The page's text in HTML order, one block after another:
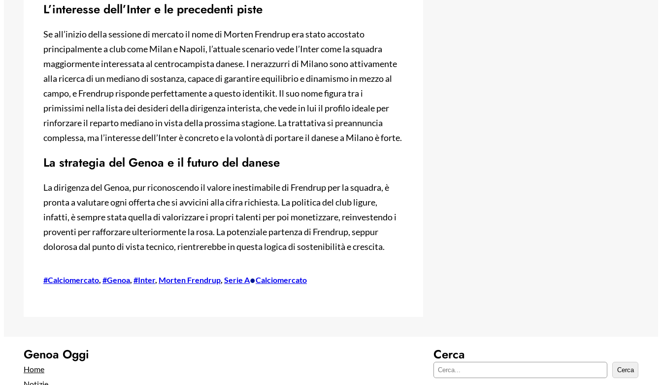
L’interesse dell’Inter e le precedenti piste
Se all’inizio della sessione di mercato il nome di Morten Frendrup era stato accostato
principalmente a club come Milan e Napoli, l’attuale scenario vede l’Inter come la squadra
maggiormente interessata al centrocampista danese. I nerazzurri di Milano sono attivamente
alla ricerca di un mediano di sostanza, capace di garantire equilibrio e dinamismo in mezzo al
campo, e Frendrup risponde perfettamente a questo identikit. Il suo nome figura tra i
primissimi nella lista dei desideri della dirigenza interista, che vede in lui il profilo ideale per
rinforzare il reparto mediano in vista della prossima stagione. La trattativa si preannuncia
complessa, ma l’interesse dell’Inter è concreto e la volontà di portare il danese a Milano è forte.
La strategia del Genoa e il futuro del danese
La dirigenza del Genoa, pur riconoscendo il valore inestimabile di Frendrup per la squadra, è
pronta a valutare ogni offerta che si avvicini alla cifra richiesta. La politica del club ligure,
infatti, è sempre stata quella di valorizzare i propri talenti per poi monetizzare, reinvestendo i
proventi per rafforzare ulteriormente la rosa. La potenziale partenza di Frendrup, seppur
dolorosa dal punto di vista tecnico, rientrerebbe in questa logica di sostenibilità e crescita.
#Calciomercato, #Genoa, #Inter, Morten Frendrup, Serie A•Calciomercato
Genoa Oggi
Home
Cerca
C
Cerca